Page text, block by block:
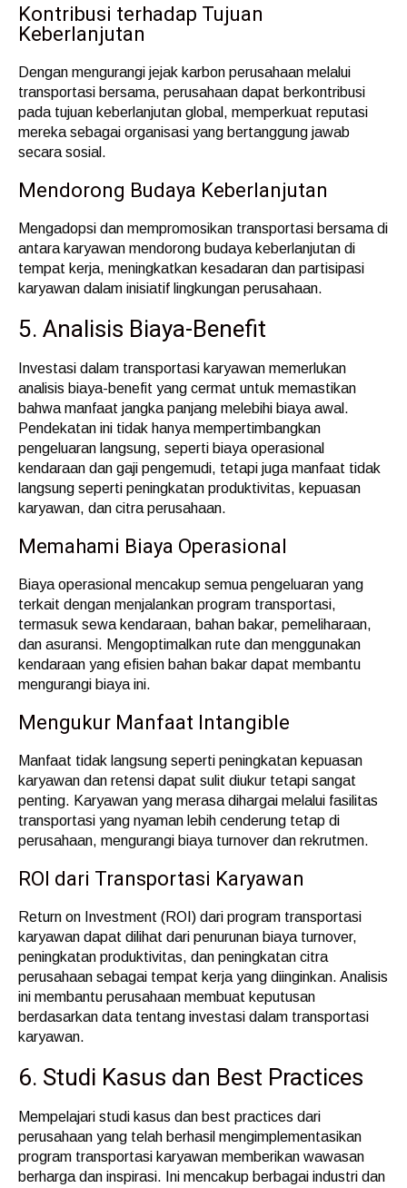
Kontribusi terhadap Tujuan
Keberlanjutan
Dengan mengurangi jejak karbon perusahaan melalui
transportasi bersama, perusahaan dapat berkontribusi
pada tujuan keberlanjutan global, memperkuat reputasi
mereka sebagai organisasi yang bertanggung jawab
secara sosial.
Mendorong Budaya Keberlanjutan
Mengadopsi dan mempromosikan transportasi bersama di
antara karyawan mendorong budaya keberlanjutan di
tempat kerja, meningkatkan kesadaran dan partisipasi
karyawan dalam inisiatif lingkungan perusahaan.
5. Analisis Biaya-Benefit
Investasi dalam transportasi karyawan memerlukan
analisis biaya-benefit yang cermat untuk memastikan
bahwa manfaat jangka panjang melebihi biaya awal.
Pendekatan ini tidak hanya mempertimbangkan
pengeluaran langsung, seperti biaya operasional
kendaraan dan gaji pengemudi, tetapi juga manfaat tidak
langsung seperti peningkatan produktivitas, kepuasan
karyawan, dan citra perusahaan.
Memahami Biaya Operasional
Biaya operasional mencakup semua pengeluaran yang
terkait dengan menjalankan program transportasi,
termasuk sewa kendaraan, bahan bakar, pemeliharaan,
dan asuransi. Mengoptimalkan rute dan menggunakan
kendaraan yang efisien bahan bakar dapat membantu
mengurangi biaya ini.
Mengukur Manfaat Intangible
Manfaat tidak langsung seperti peningkatan kepuasan
karyawan dan retensi dapat sulit diukur tetapi sangat
penting. Karyawan yang merasa dihargai melalui fasilitas
transportasi yang nyaman lebih cenderung tetap di
perusahaan, mengurangi biaya turnover dan rekrutmen.
ROI dari Transportasi Karyawan
Return on Investment (ROI) dari program transportasi
karyawan dapat dilihat dari penurunan biaya turnover,
peningkatan produktivitas, dan peningkatan citra
perusahaan sebagai tempat kerja yang diinginkan. Analisis
ini membantu perusahaan membuat keputusan
berdasarkan data tentang investasi dalam transportasi
karyawan.
6. Studi Kasus dan Best Practices
Mempelajari studi kasus dan best practices dari
perusahaan yang telah berhasil mengimplementasikan
program transportasi karyawan memberikan wawasan
berharga dan inspirasi. Ini mencakup berbagai industri dan